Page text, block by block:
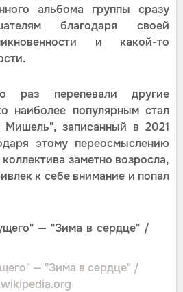
альбома группы сразу
благодаря своей
и какой-то
раз перепевали другие
наиболее популярным стал
записанный в 2021
этому переосмыслению
заметно возросла,
к себе внимание и попал
— "Зима в сердце" /